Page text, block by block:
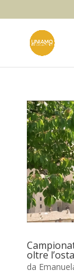
oltre
da